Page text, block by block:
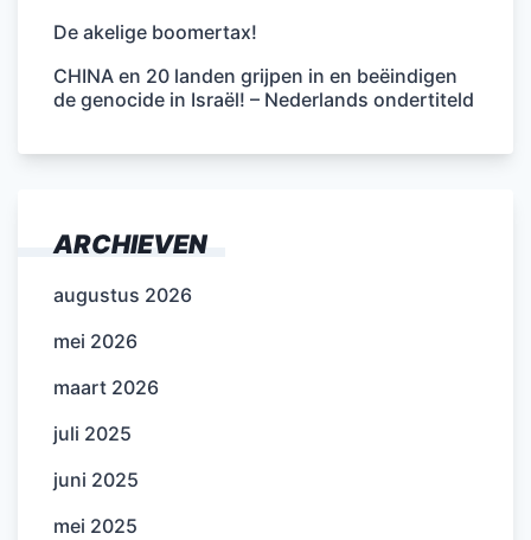
De akelige boomertax!
CHINA en 20 landen grijpen in en beëindigen
de genocide in Israël! – Nederlands ondertiteld
ARCHIEVEN
augustus 2026
mei 2026
maart 2026
juli 2025
juni 2025
mei 2025